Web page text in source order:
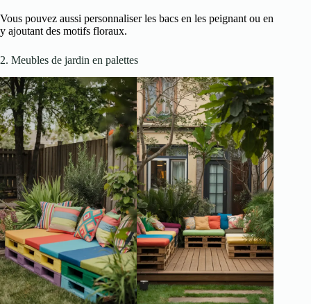
Vous pouvez aussi personnaliser les bacs en les peignant ou en
y ajoutant des motifs floraux.
2. Meubles de jardin en palettes